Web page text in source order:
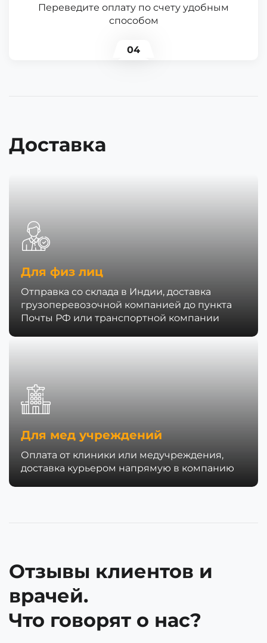
Переведите оплату по счету удобным
способом
04
Доставка
Для физ лиц
Отправка со склада в Индии, доставка
грузоперевозочной компанией до пункта
Почты РФ или транспортной компании
Для мед учреждений
Оплата от клиники или медучреждения,
доставка курьером напрямую в компанию
Отзывы клиентов и
врачей.
Что говорят о нас?